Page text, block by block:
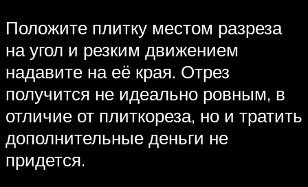
Положите плитку местом разреза
на угол и резким движением
надавите на её края. Отрез
получится не идеально ровным, в
отличие от плиткореза, но и тратить
дополнительные деньги не
придется.